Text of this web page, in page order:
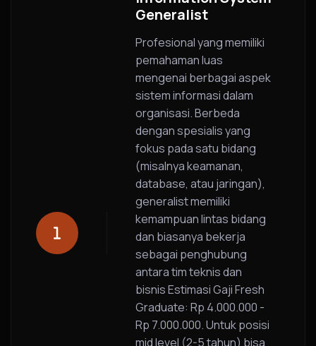
Generalist
Profesional yang memiliki
pemahaman luas
mengenai berbagai aspek
sistem informasi dalam
organisasi. Berbeda
dengan spesialis yang
fokus pada satu bidang
(misalnya keamanan,
database, atau jaringan),
generalist memiliki
kemampuan lintas bidang
dan biasanya bekerja
sebagai penghubung
antara tim teknis dan
bisnis Estimasi Gaji Fresh
Graduate: Rp 4.000.000 -
Rp 7.000.000. Untuk posisi
mid level (2-5 tahun) bisa